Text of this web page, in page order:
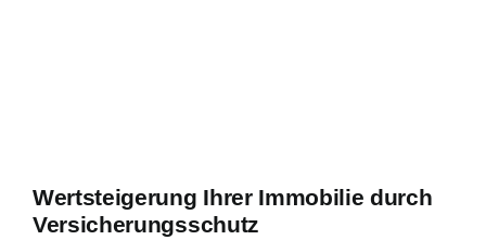
Wertsteigerung Ihrer Immobilie durch
Versicherungsschutz